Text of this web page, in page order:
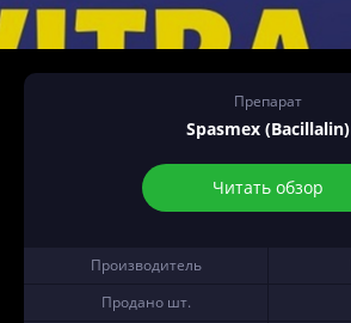
Препарат
Spasmex (Bacillalin)
Читать обзор
Производитель
Продано шт.